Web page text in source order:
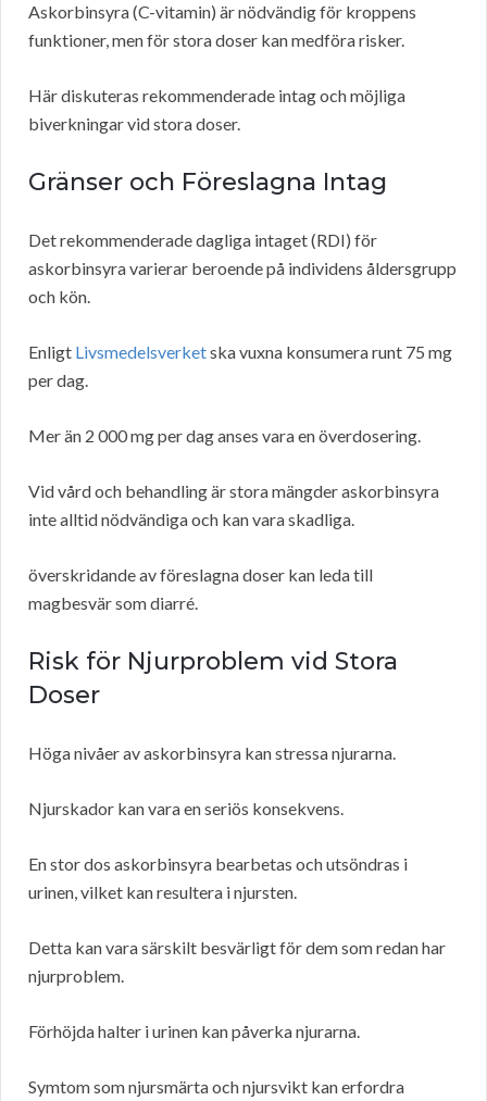
Askorbinsyra (C-vitamin) är nödvändig för kroppens
funktioner, men för stora doser kan medföra risker.
Här diskuteras rekommenderade intag och möjliga
biverkningar vid stora doser.
Gränser och Föreslagna Intag
Det rekommenderade dagliga intaget (RDI) för
askorbinsyra varierar beroende på individens åldersgrupp
och kön.
Enligt Livsmedelsverketska vuxna konsumera runt 75 mg
per dag.
Mer än 2 000 mg per dag anses vara en överdosering.
Vid vård och behandling är stora mängder askorbinsyra
inte alltid nödvändiga och kan vara skadliga.
överskridande av föreslagna doser kan leda till
magbesvär som diarré.
Risk för Njurproblem vid Stora
Doser
Höga nivåer av askorbinsyra kan stressa njurarna.
Njurskador kan vara en seriös konsekvens.
En stor dos askorbinsyra bearbetas och utsöndras i
urinen, vilket kan resultera i njursten.
Detta kan vara särskilt besvärligt för dem som redan har
njurproblem.
Förhöjda halter i urinen kan påverka njurarna.
Symtom som njursmärta och njursvikt kan erfordra